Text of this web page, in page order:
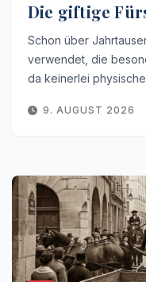
Die giftige
Schon über
verwendet, die
da keinerlei
9. AUGUST 2026